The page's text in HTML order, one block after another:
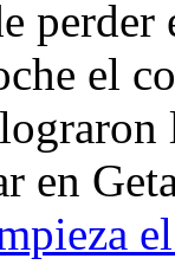
el
en